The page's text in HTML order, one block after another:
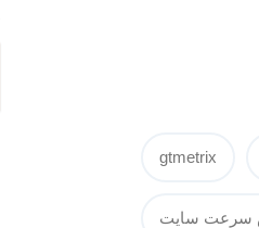
gtmetrix
سرعت سایت